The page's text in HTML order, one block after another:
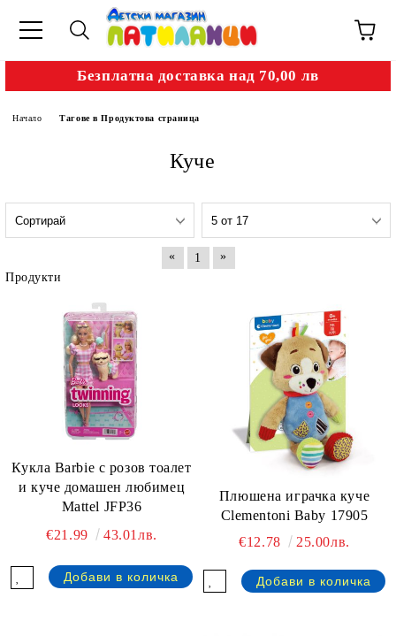
Безплатна доставка над 70,00 лв
Начало Тагове в Продуктова страница
Куче
« 1
»
Продукти
Кукла Barbie с розов тоалет
и куче домашен любимец
Mattel JFP36
€21.99
43.01лв.
Плюшена играчка куче
Clementoni Baby 17905
€12.78
25.00лв.